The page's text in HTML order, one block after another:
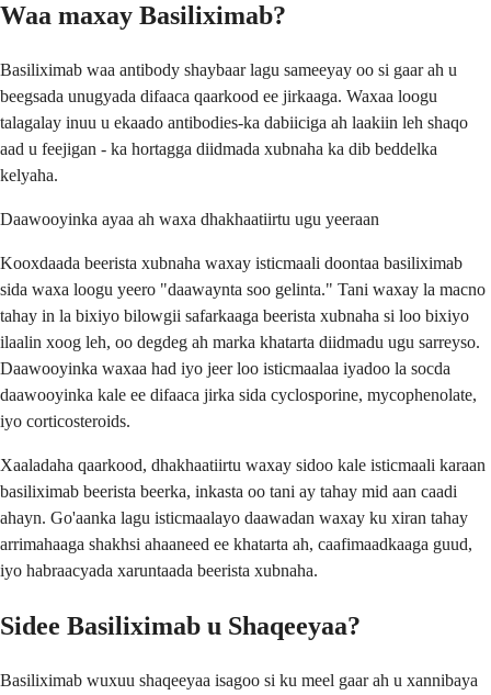
Waa maxay Basiliximab?
Basiliximab waa antibody shaybaar lagu sameeyay oo si gaar ah u
beegsada unugyada difaaca qaarkood ee jirkaaga. Waxaa loogu
talagalay inuu u ekaado antibodies-ka dabiiciga ah laakiin leh shaqo
aad u feejigan - ka hortagga diidmada xubnaha ka dib beddelka
kelyaha.
Daawooyinka ayaa ah waxa dhakhaatiirtu ugu yeeraan
Kooxdaada beerista xubnaha waxay isticmaali doontaa basiliximab
sida waxa loogu yeero "daawaynta soo gelinta." Tani waxay la macno
tahay in la bixiyo bilowgii safarkaaga beerista xubnaha si loo bixiyo
ilaalin xoog leh, oo degdeg ah marka khatarta diidmadu ugu sarreyso.
Daawooyinka waxaa had iyo jeer loo isticmaalaa iyadoo la socda
daawooyinka kale ee difaaca jirka sida cyclosporine, mycophenolate,
iyo corticosteroids.
Xaaladaha qaarkood, dhakhaatiirtu waxay sidoo kale isticmaali karaan
basiliximab beerista beerka, inkasta oo tani ay tahay mid aan caadi
ahayn. Go'aanka lagu isticmaalayo daawadan waxay ku xiran tahay
arrimahaaga shakhsi ahaaneed ee khatarta ah, caafimaadkaaga guud,
iyo habraacyada xaruntaada beerista xubnaha.
Sidee Basiliximab u Shaqeeyaa?
Basiliximab wuxuu shaqeeyaa isagoo si ku meel gaar ah u xannibaya